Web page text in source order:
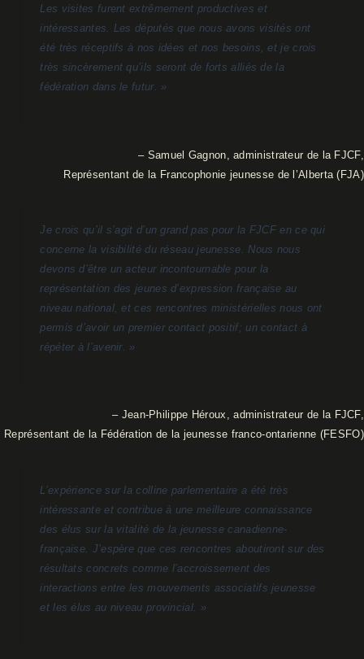
Les visites furent extrêmement productives et
intéressantes. Les députés que nous avons visités ont
été très réceptifs à nos idées et nos besoins, et je crois
très sincèrement qu’ils seront de forts alliés de la
fédération dans le futur. »
– Samuel Gagnon, administrateur de la FJCF,
Représentant de la Francophonie jeunesse de l’Alberta (FJA)
Je crois qu’il s’agit d’un grand pas pour la FJCF en ce qui
concerne la visibilité du réseau jeunesse. Nous nous
devons d’être un acteur incontournable pour la
représentation des jeunes d’expression française au
niveau national, et ces rencontres ministérielles nous ont
permis d’avoir un premier contact positif; un contact à
répéter à l’avenir. »
– Jean-Philippe Héroux, administrateur de la FJCF,
Représentant de la Fédération de la jeunesse franco-ontarienne (FESFO)
L’expérience sur la colline parlementaire a été très
intéressante et contribue à une meilleure connaissance
des élus sur la vitalité de la jeunesse canadienne-
française. J’espère que ces rencontres aboutiront sur des
résultats concrets comme l’accroissement des
interactions entre les mouvements associatifs jeunesse
et les élus au niveau provincial. »